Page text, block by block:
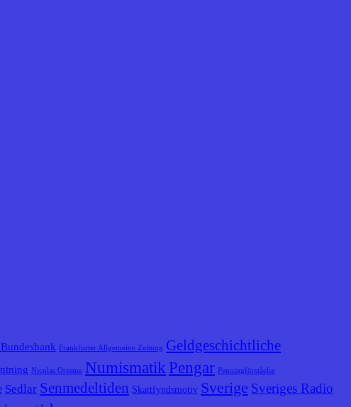
Frankfurter Allgemeine Zeitung Geldgeschichtliche
Nicolas Oresme Numismatik Pengar Penningförståelse
Sedlar Senmedeltiden Skattfyndsmotiv Sverige Sveriges Radio